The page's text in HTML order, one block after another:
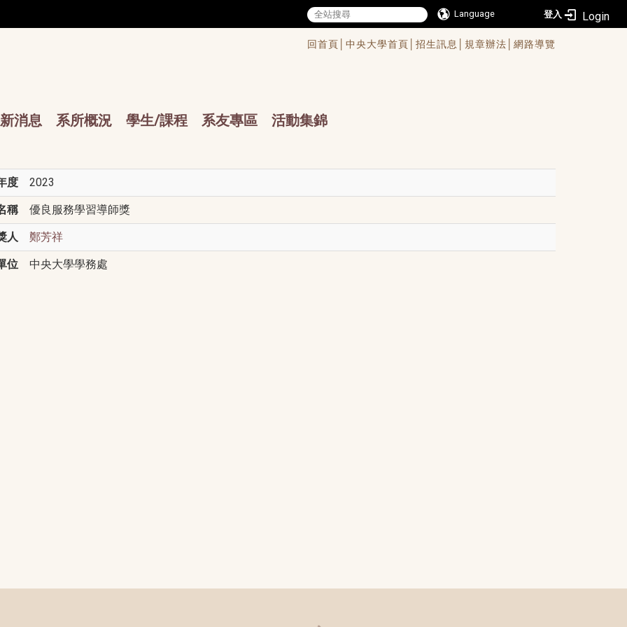
Language 登入
回首頁│ 中央大學首頁│ 招生訊息│ 規章辦法│ 網路導覽
消息 系所概況 學生/課程 系友專區 活動集錦
度 2023
稱 優良服務學習導師獎
人 鄭芳祥
位 中央大學學務處